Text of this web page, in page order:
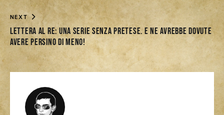
NEXT
Lettera al Re: una serie senza pretese. E ne avrebbe dovute
avere persino di meno!